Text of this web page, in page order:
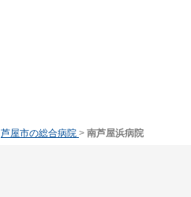
芦屋市の総合病院 > 南芦屋浜病院